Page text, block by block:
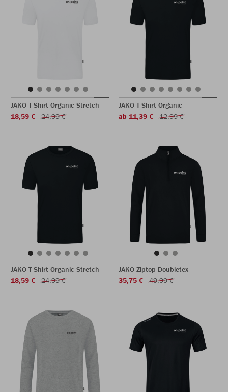
JAKO T-Shirt Organic Stretch
18,59 €
24,99 €
JAKO T-Shirt Organic
ab 11,39 €
12,99 €
JAKO T-Shirt Organic Stretch
18,59 €
24,99 €
JAKO Ziptop Doubletex
35,75 €
49,99 €